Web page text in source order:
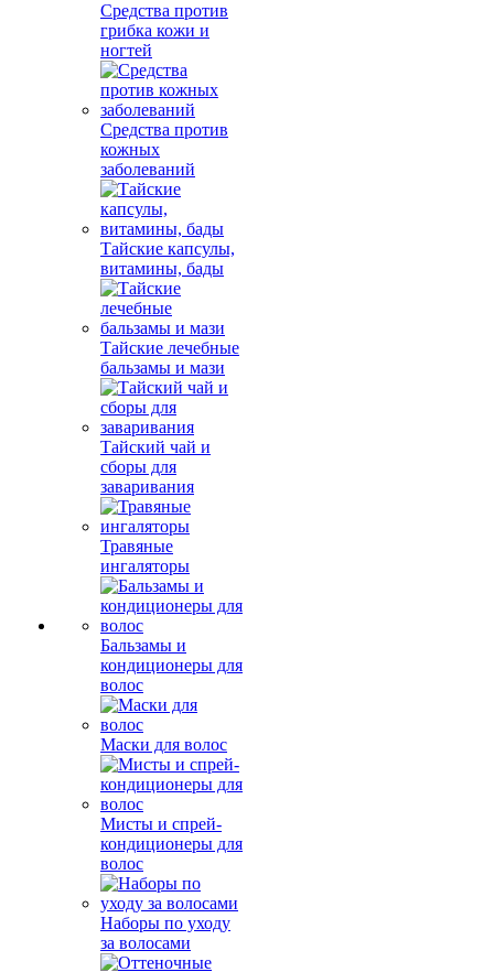
Средства против
грибка кожи и
ногтей
Средства против
кожных
заболеваний
Тайские капсулы,
витамины, бады
Тайские лечебные
бальзамы и мази
Тайский чай и
сборы для
заваривания
Травяные
ингаляторы
Бальзамы и
кондиционеры для
волос
Маски для волос
Мисты и спрей-
кондиционеры для
волос
Наборы по уходу
за волосами